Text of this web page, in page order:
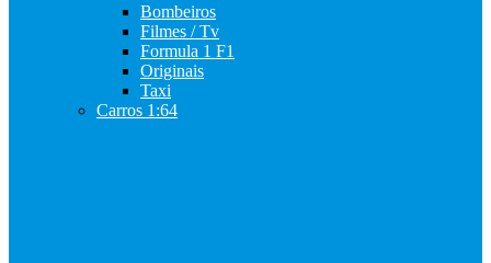
Bombeiros
Filmes / Tv
Formula 1 F1
Originais
Taxi
Carros 1:64